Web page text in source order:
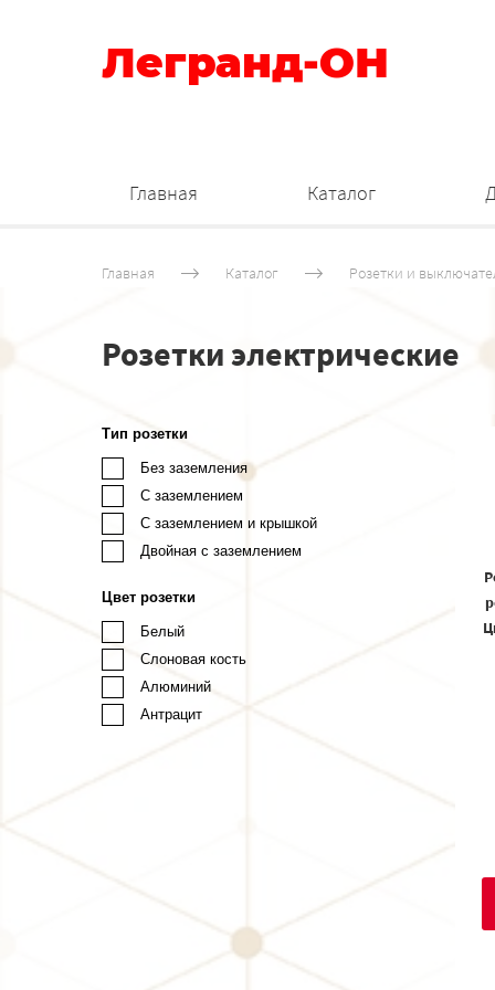
Легранд-ОН
Главная Каталог
Главная Каталог Розетки и
Розетки электрические
Тип розетки
Без заземления
С заземлением
С заземлением и крышкой
Двойная с заземлением
Цвет розетки
Белый
Слоновая кость
Алюминий
Антрацит